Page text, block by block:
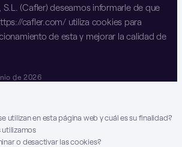
S.L. (Cafler) deseamos informarle de que
cafler.com/ utiliza cookies para
de esta y mejorar la calidad de
de 2026
utilizan en esta página web y cuál es su finalidad?
o desactivar las cookies?